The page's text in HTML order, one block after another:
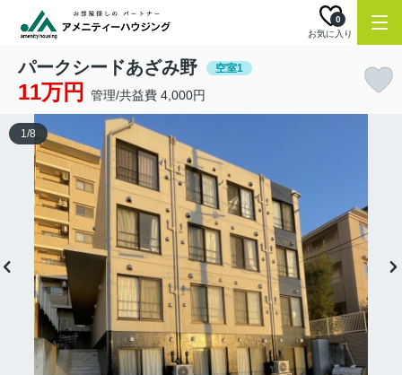
お気に入り
0
パークシードあざみ野 空室1
11万円 管理/共益費 4,000円
1/8